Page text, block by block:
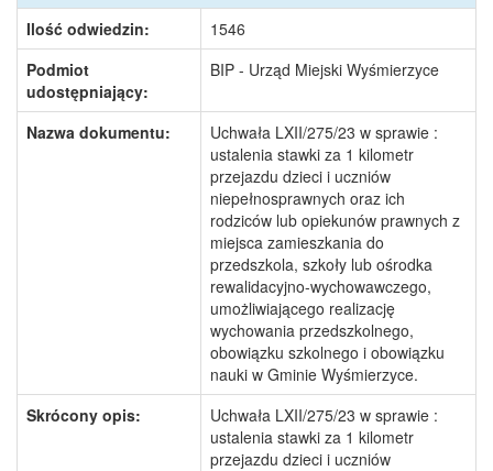
Ilość odwiedzin:
1546
Podmiot
udostępniający:
BIP - Urząd Miejski Wyśmierzyce
Nazwa dokumentu:
Uchwała LXII/275/23 w sprawie :
ustalenia stawki za 1 kilometr
przejazdu dzieci i uczniów
niepełnosprawnych oraz ich
rodziców lub opiekunów prawnych z
miejsca zamieszkania do
przedszkola, szkoły lub ośrodka
rewalidacyjno-wychowawczego,
umożliwiającego realizację
wychowania przedszkolnego,
obowiązku szkolnego i obowiązku
nauki w Gminie Wyśmierzyce.
Skrócony opis:
Uchwała LXII/275/23 w sprawie :
ustalenia stawki za 1 kilometr
przejazdu dzieci i uczniów